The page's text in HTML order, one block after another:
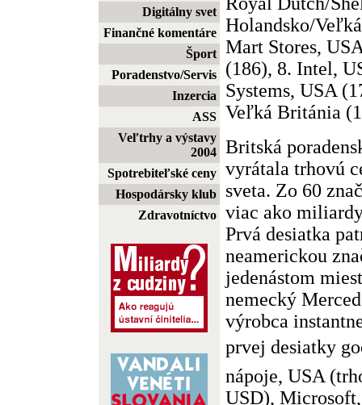
Digitálny svet
Finančné komentáre
Šport
Poradenstvo/Servis
Inzercia
ASS
Veľtrhy a výstavy
2004
Spotrebiteľské ceny
Hospodársky klub
Zdravotníctvo
Holandsko/
Mart Stores,
(186), 8. Intel,
Systems, USA
Veľká Británia
Britská
vyrátala trhovú
sveta. Zo 60
viac ako
Prvá desiatka
neamerickou
jedenástom
nemecký
výrobca
prvej desiatky
nápoje, USA
USD),